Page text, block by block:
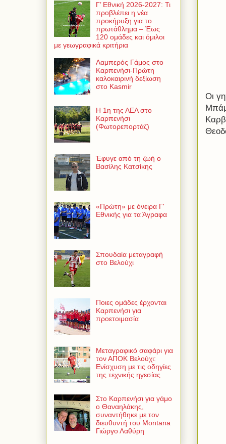
Οι
Γ’ Εθνική 2026-2027: Τι
προβλέπει η νέα
προκήρυξη για το
πρωτάθλημα – Έως
120 ομάδες και όμιλοι
με γεωγραφικά κριτήρια
Λαμπερός Γάμος στο
Καρπενήσι-Πρώτη
καλοκαιρινή δεξίωση
στο Kasmir
Η 1η της ΑΕΛ στο
Καρπενήσι
(Φωτορεπορτάζ)
Έφυγε από τη ζωή ο
Βασίλης Κατσίκης
«Πρώτη» με όνειρα Γ'
Εθνικής για τα Άγραφα
Σπουδαία μεταγραφή
στο Βελούχι
Ποιες ομάδες έρχονται
Καρπενήσι για
προετοιμασία
Μεταγραφικό σαφάρι για
τον ΑΠΟΚ Βελούχι:
Ενίσχυση με τις οδηγίες
της τεχνικής ηγεσίας
Στο Καρπενήσι για γάμο
ο Θαναηλάκης,
συναντήθηκε με τον
διευθυντή του Montana
Γιώργο Λαθύρη